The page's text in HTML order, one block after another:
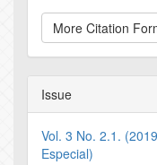
More Citation
Issue
Vol. 3 No. 2.1.
Especial)